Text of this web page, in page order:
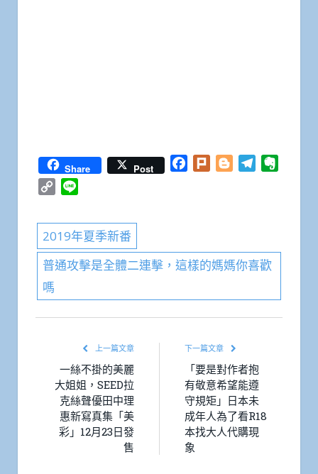
Share Post Facebook
Plurk BloggerTelegram
Copy
2019年夏季新番
普通攻擊是全體二連擊，這樣的媽媽你喜歡
嗎
上一篇文章
一絲不掛的美麗
大姐姐，SEED拉
克絲聲優田中理
惠新寫真集「美
彩」12月23日發
售
下一篇文章
「要是對作者抱
有敬意希望能遵
守規矩」日本未
成年人為了看R18
本找大人代購現
象